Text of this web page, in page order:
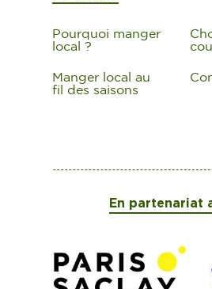
Pourquoi manger
local ?
Manger local au
fil des saisons
En partenariat